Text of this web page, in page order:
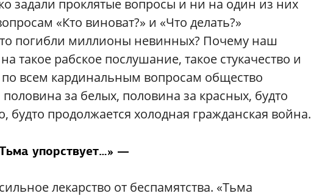
задали проклятые вопросы и ни на один из них
«Кто виноват?» и «Что делать?»
погибли миллионы невинных? Почему наш
такое рабское послушание, такое стукачество и
всем кардинальным вопросам общество
за белых, половина за красных, будто
будто продолжается холодная гражданская война.
упорствует…» —
лекарство от беспамятства. «Тьма